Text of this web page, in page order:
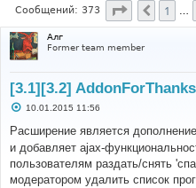
Сообщений: 373 Страница18
Пред.
1
Алг
Former team member
[3.1][3.2]
С
о
б
щ
н
и
10.01.2015 11:56
Расширение является
и добавляет ajax-
пользователям раздать/снять
модератором удалить список